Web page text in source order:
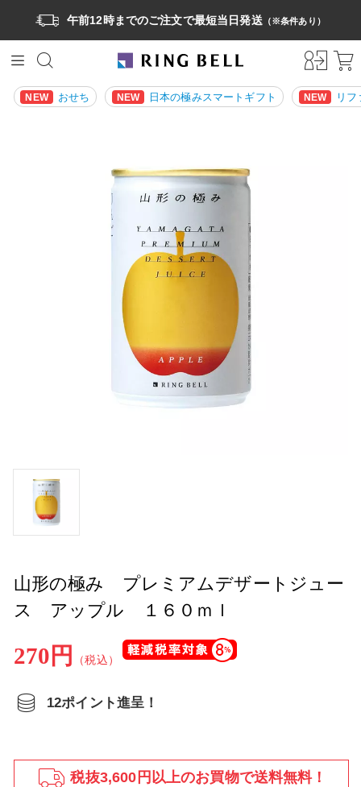
午前12時までのご注文で最短当日発送（※条件あり）
NEW おせち NEW 日本の極みスマートギフト NEW リ
山形の極み プレミアムデザートジュー
ス アップル １６０ｍｌ
270円 （税込）
12ポイント進呈！
税抜3,600円以上のお買物で送料無料！